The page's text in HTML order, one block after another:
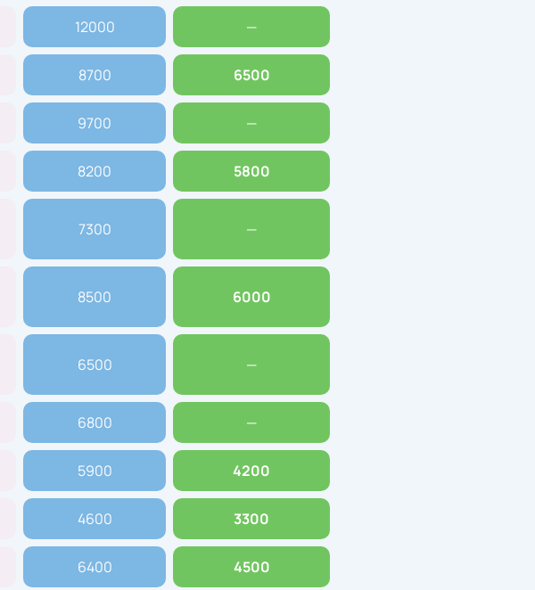
12000 —
8700 6500
9700 —
8200 5800
7300 —
8500 6000
6500 —
6800 —
5900 4200
4600 3300
6400 4500